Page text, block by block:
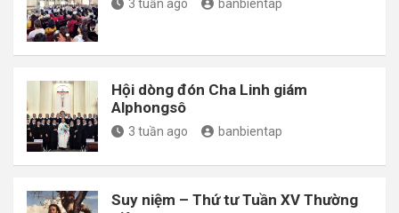
3 tuần ago banbientap
Hội dòng đón Cha Linh giám
Alphongsô
3 tuần ago banbientap
Suy niệm – Thứ tư Tuần XV Thường